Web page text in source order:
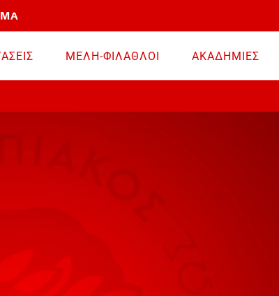
ΜΕΛΗ-ΦΙΛΑΘΛΟΙ
ΑΚΑΔΗΜΙΕΣ